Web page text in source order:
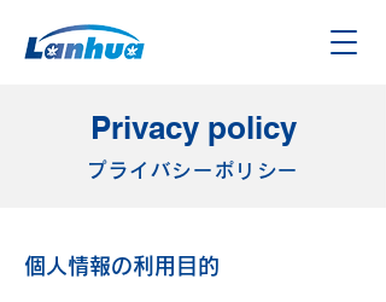
Privacy policy
プライバシーポリシー
個人情報の利用目的